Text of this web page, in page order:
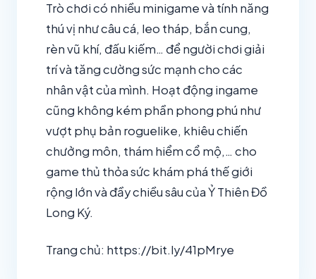
Trò chơi có nhiều minigame và tính năng
thú vị như câu cá, leo tháp, bắn cung,
rèn vũ khí, đấu kiếm… để người chơi giải
trí và tăng cường sức mạnh cho các
nhân vật của mình. Hoạt động ingame
cũng không kém phần phong phú như
vượt phụ bản roguelike, khiêu chiến
chưởng môn, thám hiểm cổ mộ,… cho
game thủ thỏa sức khám phá thế giới
rộng lớn và đầy chiều sâu của Ỷ Thiên Đồ
Long Ký.
Trang chủ: https://bit.ly/41pMrye